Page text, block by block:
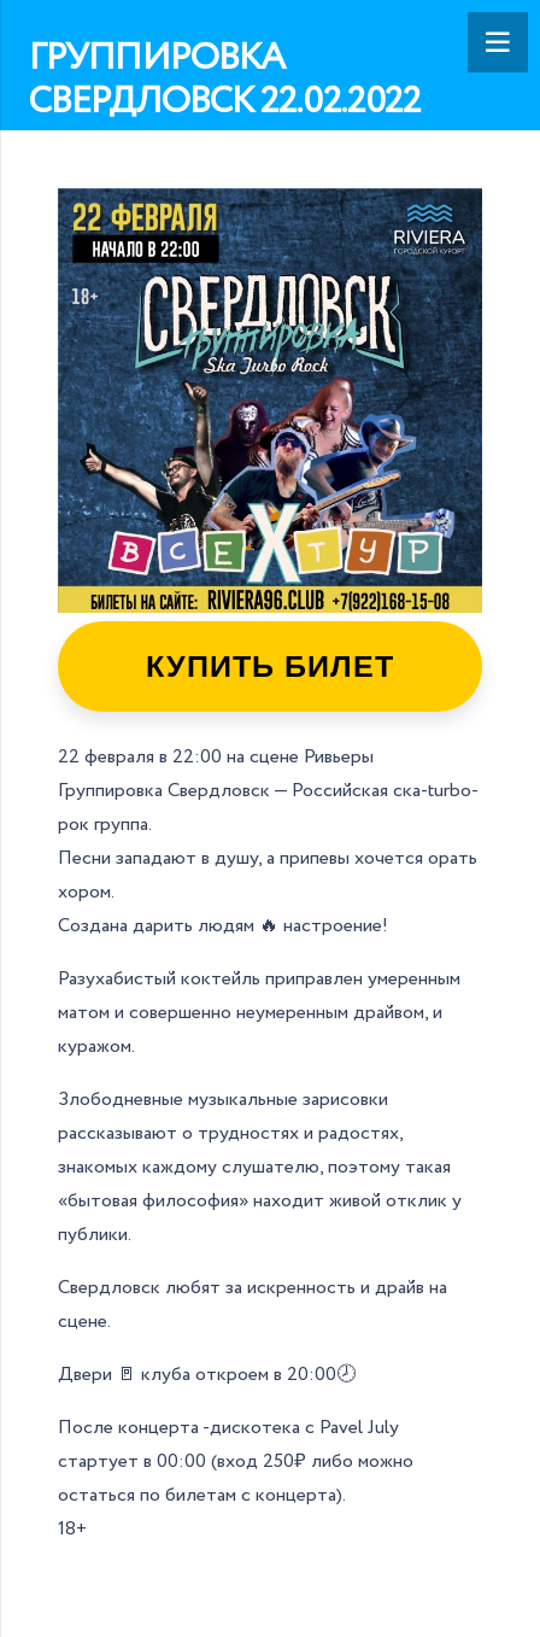
ГРУППИРОВКА
СВЕРДЛОВСК 22.02.2022
КУПИТЬ БИЛЕТ
22 февраля в 22:00 на сцене Ривьеры
Группировка Свердловск — Российская ска-turbo-
рок группа.
Песни западают в душу, а припевы хочется орать
хором.
Создана дарить людям 🔥 настроение!
Разухабистый коктейль приправлен умеренным
матом и совершенно неумеренным драйвом, и
куражом.
Злободневные музыкальные зарисовки
рассказывают о трудностях и радостях,
знакомых каждому слушателю, поэтому такая
«бытовая философия» находит живой отклик у
публики.
Свердловск любят за искренность и драйв на
сцене.
Двери 🚪 клуба откроем в 20:00🕗
После концерта -дискотека с Pavel July
стартует в 00:00 (вход 250₽ либо можно
остаться по билетам с концерта).
18+